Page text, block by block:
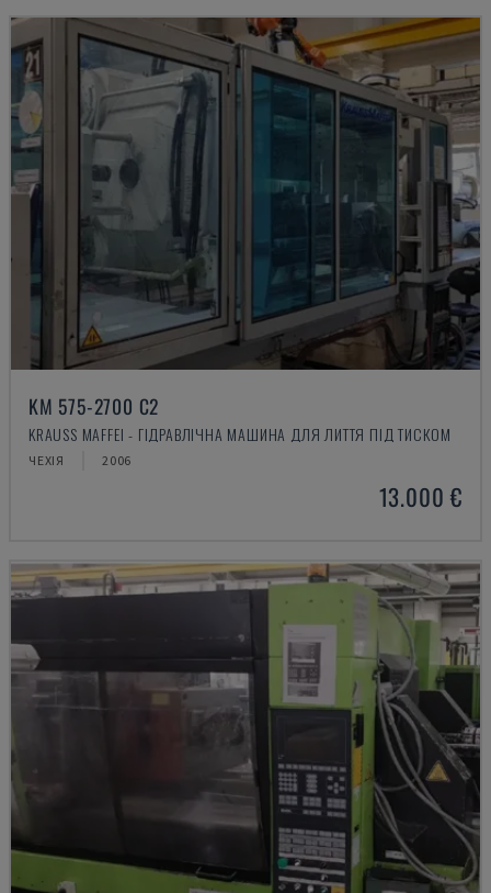
KM 575-2700 C2
KRAUSS MAFFEI - ГІДРАВЛІЧНА МАШИНА ДЛЯ ЛИТТЯ ПІД ТИСКОМ
ЧЕХІЯ 2006
13.000 €